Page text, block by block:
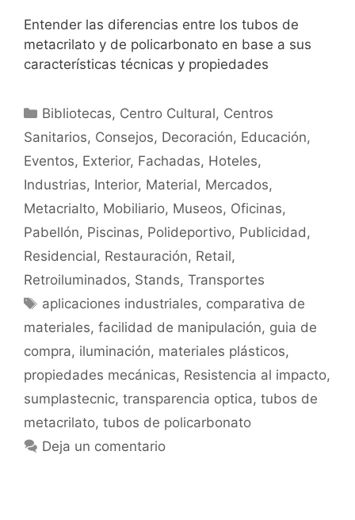
Entender las diferencias entre los tubos de
metacrilato y de policarbonato en base a sus
características técnicas y propiedades
Bibliotecas, Centro Cultural, Centros
Sanitarios, Consejos, Decoración, Educación,
Eventos, Exterior, Fachadas, Hoteles,
Industrias, Interior, Material, Mercados,
Metacrialto, Mobiliario, Museos, Oficinas,
Pabellón, Piscinas, Polideportivo, Publicidad ,
Residencial, Restauración, Retail,
Retroiluminados, Stands, Transportes
aplicaciones industriales, comparativa de
materiales, facilidad de manipulación, guia de
compra, iluminación, materiales plásticos,
propiedades mecánicas, Resistencia al impacto,
sumplastecnic, transparencia optica, tubos de
metacrilato, tubos de policarbonato
Deja un comentario